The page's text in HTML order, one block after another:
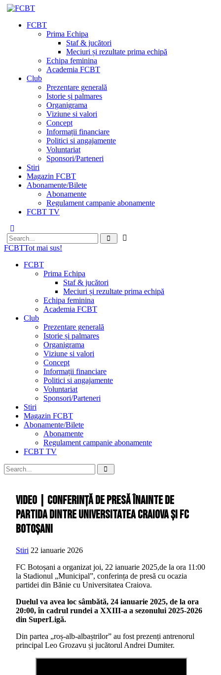
FCBT
Prima Echipa
Staf & jucători
Meciuri și rezultate prima echipă
Echipa feminina
Academia FCBT
Club
Prezentare generală
Istorie și palmares
Organigrama
Viziune si valori
Concept
Informații financiare
Politici si angajamente
Voluntariat
Sponsori/Parteneri
Stiri
Magazin FCBT
Abonamente/Bilete
Abonamente
Regulament campanie abonamente
FCBT TV
FCBTTot mai sus!
FCBT
Prima Echipa
Staf & jucători
Meciuri și rezultate prima echipă
Echipa feminina
Academia FCBT
Club
Prezentare generală
Istorie și palmares
Organigrama
Viziune si valori
Concept
Informații financiare
Politici si angajamente
Voluntariat
Sponsori/Parteneri
Stiri
Magazin FCBT
Abonamente/Bilete
Abonamente
Regulament campanie abonamente
FCBT TV
VIDEO | Conferință de presă înainte de
partida dintre Universitatea Craiova și FC
Botoșani
Stiri 22 ianuarie 2026
FC Botoșani a organizat joi, 22 ianuarie 2025,de la ora 11:00
la Stadionul „Municipal”, conferința de presă cu ocazia
partidei din Bănie cu Universitatea Craiova.
Duelul va avea loc sâmbătă, 24 ianuarie 2025, de la ora
20:00, în cadrul rundei a XXIII-a a sezonului 2025-2026
din SuperLigă.
Din partea „roș-alb-albaștrilor” au fost prezenți antrenorul
principal Leo Grozavu și jucătorul Andrei Dumiter.